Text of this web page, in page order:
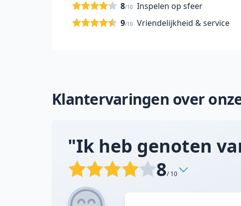
Inspelen op sfeer
8/10
Vriendelijkheid & service
9/10
Klantervaringen over
"Ik heb genoten
8/ 10